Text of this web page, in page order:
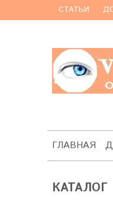
СТАТЬИ
ГЛАВНАЯ
КАТАЛОГ